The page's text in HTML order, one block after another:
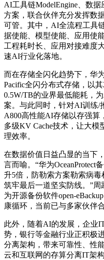
AI工具链ModelEngine、数
方案，联合伙伴充分发挥数
可管。 其中，AI全流程工具
据使能、模型使能、应用使
工程耗时长、应用对接难度
速AI行业化落地。
而在存储全闪化趋势下， 华
Pacific全闪分布式存储，以
0.5W/TB的业界最低能耗 ，
案。 与此同时， 针对AI训练/
A800高性能AI存储以存强算
多级KV Cache技术，让大
理效率。
在数据价值日益凸显的当下
言而喻。 “华为OceanProtect
升5倍，防勒索方案勒索病
筑牢最后一道坚实防线。”
为开源备份软件open-
康循环，当前已与多家伙伴
此外， 随着AI的发展，企业
势，银行等金融行业正积极
分离架构，带来可靠性、性
云和互联网的存算分离IT架